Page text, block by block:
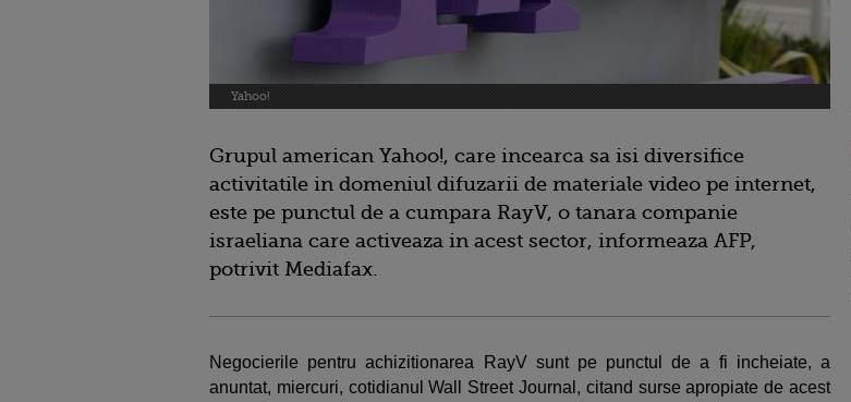
Yahoo!
Grupul american Yahoo!, care incearca sa isi diversifice
activitatile in domeniul difuzarii de materiale video pe internet,
este pe punctul de a cumpara RayV, o tanara companie
israeliana care activeaza in acest sector, informeaza AFP,
potrivit Mediafax.
Negocierile pentru achizitionarea RayV sunt pe punctul de a fi incheiate, a
anuntat, miercuri, cotidianul Wall Street Journal, citand surse apropiate de acest